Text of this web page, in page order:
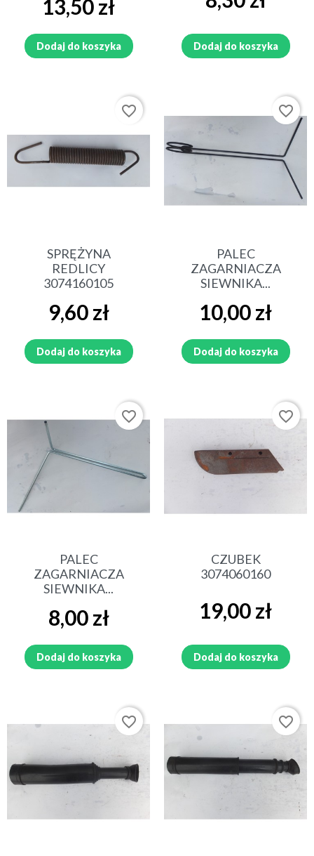
13,50 zł
Dodaj do koszyka Dodaj do koszyka
SPRĘŻYNA
REDLICY
3074160105
Cena
9,60 zł
Dodaj do koszyka
favorite_border
PALEC
ZAGARNIACZA
SIEWNIKA...
Cena
10,00 zł
Dodaj do koszyka
favorite_border
PALEC
ZAGARNIACZA
SIEWNIKA...
Cena
8,00 zł
Dodaj do koszyka
favorite_border
CZUBEK
3074060160
Cena
19,00 zł
Dodaj do koszyka
favorite_border
favorite_border favorite_border